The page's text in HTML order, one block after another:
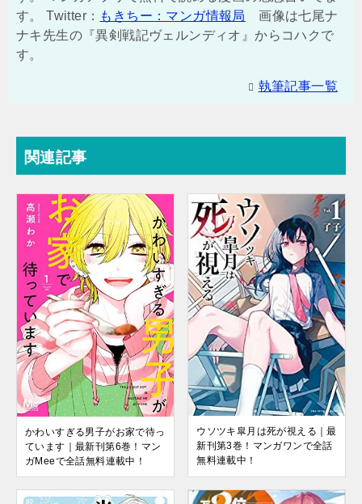
す。 Twitter： もきちー：マンガ情報局
画像は七尾ナ
ナキ先生の『異剣戦記ヴェルンディオ』からコハクで
す。
執筆記事一覧
関連記事
かわいすぎる男子がお家で待っ
ています｜最新刊第6巻！マン
ガMeeで全話無料連載中！
ウソツキ皐月は死が視える｜最
新刊第3巻！マンガワンで全話
無料連載中！